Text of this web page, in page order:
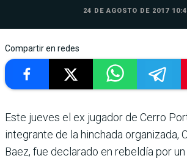
24 DE AGOSTO DE 2017
Compartir en redes
Este jueves el ex jugador de Cerro
integrante de la hinchada organizada,
Baez, fue declarado en rebeldía por